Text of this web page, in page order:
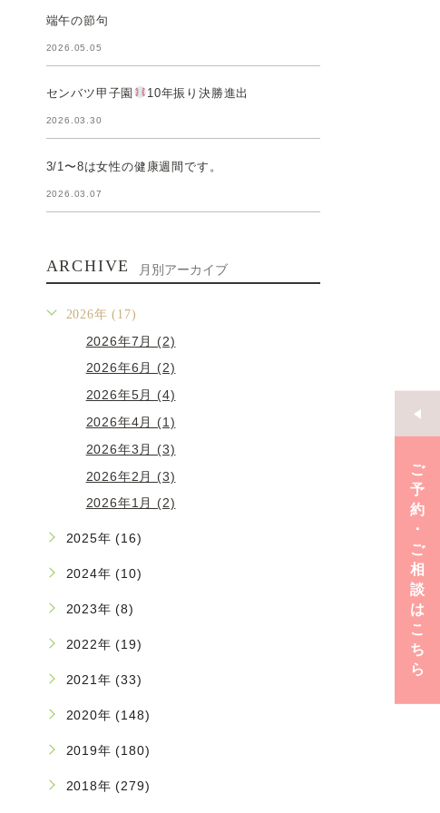
ご
予
約
･
ご
相
談
は
こ
ち
ら
端午の節句
2026.05.05
センバツ甲子園 10年振り決勝進出
2026.03.30
3/1〜8は女性の健康週間です。
2026.03.07
ARCHIVE 月別アーカイブ
2026年 (17)
2026年7月 (2)
2026年6月 (2)
2026年5月 (4)
2026年4月 (1)
2026年3月 (3)
2026年2月 (3)
2026年1月 (2)
2025年 (16)
2024年 (10)
2023年 (8)
2022年 (19)
2021年 (33)
2020年 (148)
2019年 (180)
2018年 (279)